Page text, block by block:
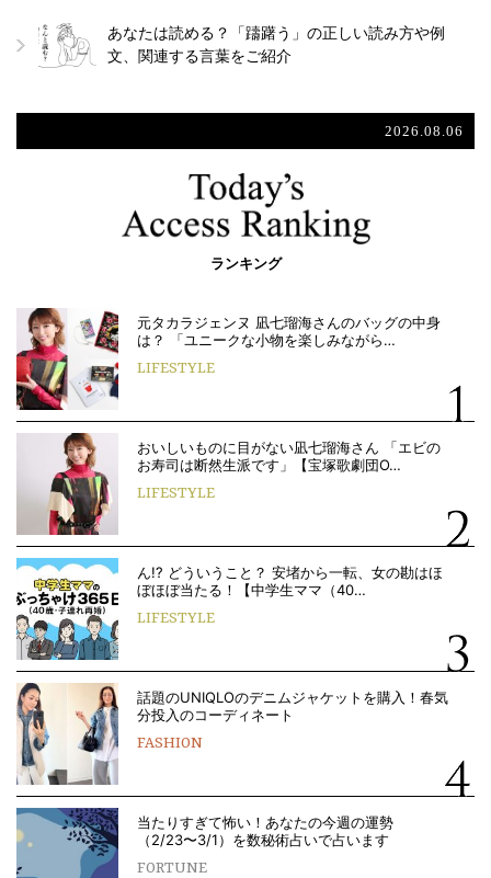
あなたは読める？「躊躇う」の正しい読み方や例
文、関連する言葉をご紹介
2026.08.06
ランキング
元タカラジェンヌ 凪七瑠海さんのバッグの中身
は？ 「ユニークな小物を楽しみながら…
LIFESTYLE
おいしいものに目がない凪七瑠海さん 「エビの
お寿司は断然生派です」【宝塚歌劇団O…
LIFESTYLE
ん!? どういうこと？ 安堵から一転、女の勘はほ
ぼほぼ当たる！【中学生ママ（40…
LIFESTYLE
話題のUNIQLOのデニムジャケットを購入！春気
分投入のコーディネート
FASHION
当たりすぎて怖い！あなたの今週の運勢
（2/23〜3/1）を数秘術占いで占います
FORTUNE